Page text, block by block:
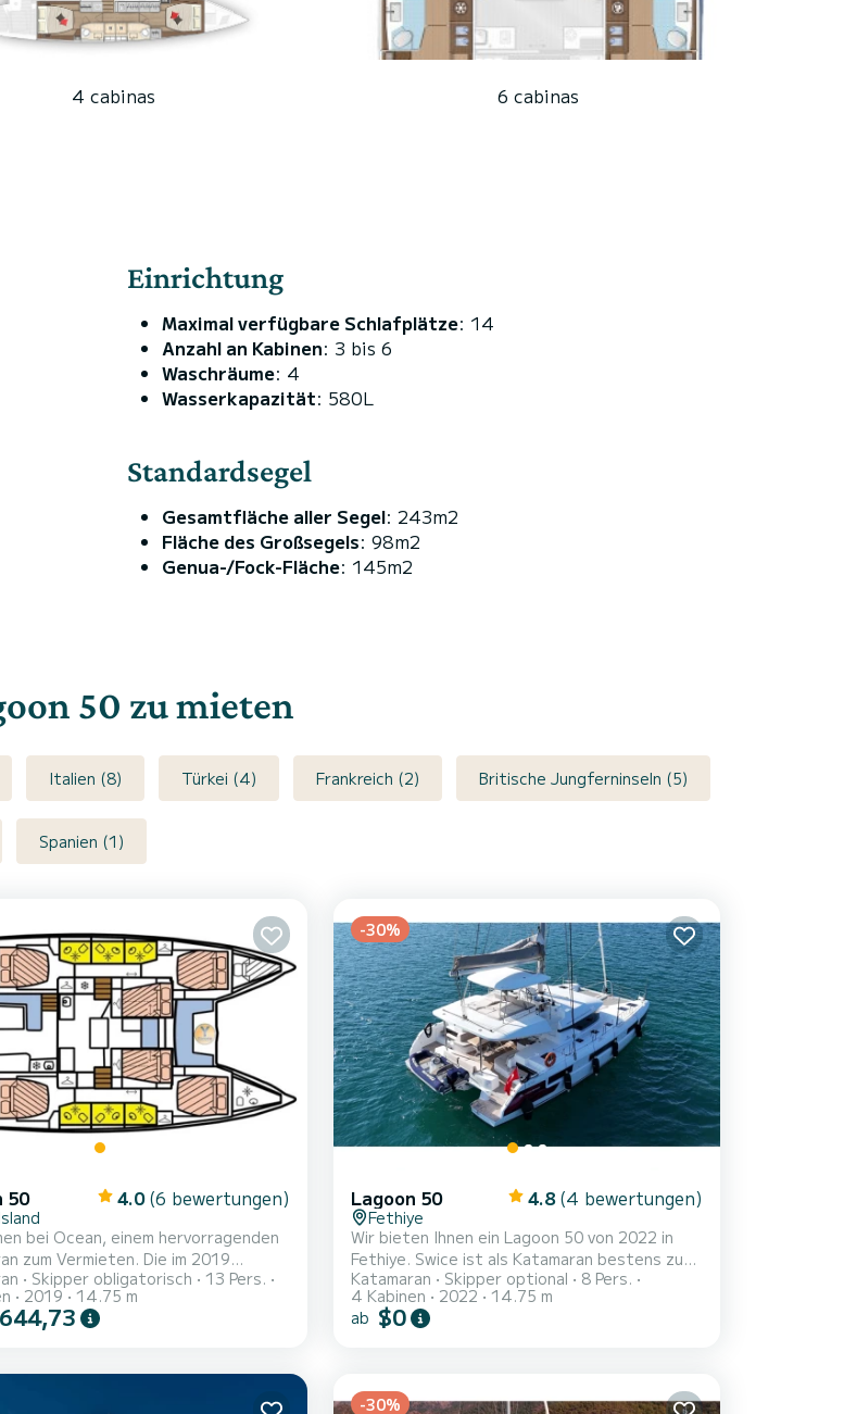
4 cabinas 6 cabinas
Einrichtung
Maximal verfügbare Schlafplätze: 14
Anzahl an Kabinen: 3 bis 6
Waschräume: 4
Wasserkapazität: 580L
Standardsegel
Gesamtfläche aller Segel: 243m2
Fläche des Großsegels: 98m2
Genua-/Fock-Fläche: 145m2
50 zu mieten
Italien (8) Türkei (4) Frankreich (2) Britische Jungferninseln (5)
Spanien (1)
50 4.0 (6 bewertungen)
bei Ocean, einem hervorragenden
zum Vermieten. Die im 2019
Lagoon 50 bringt Sie zu den
Ankerplätzen von Eden Island. Das
über 7 komfortable Kabinen und
für einen
Skipper obligatorisch
13 Pers.
2019
14.75 m
-30%
Lagoon 50 4.8 (4 bewertungen)
Fethiye
Wir bieten Ihnen ein Lagoon 50 von 2022 in
Fethiye. Swice ist als Katamaran bestens zum
Chartern geeignet. Mit seinen angenehmen
Fahreigenschaften eignet sich dieses Schiff
ideal für einen Törn von einer Woche und mehr.
Gesamtlänge von 15 Metern wird es Ihr
Katamaran Skipper optional
8 Pers.
4 Kabinen
2022
14.75 m
ab $0
-30%